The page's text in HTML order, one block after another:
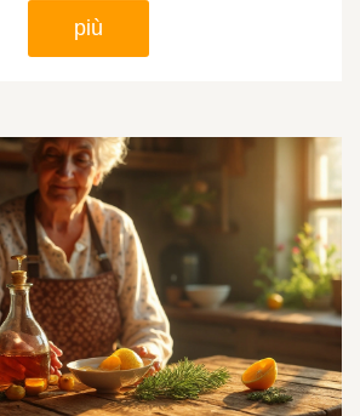
più